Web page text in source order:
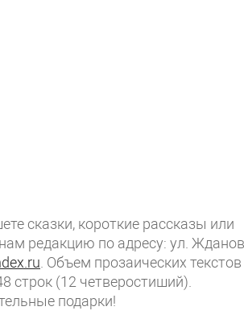
сказки, короткие рассказы или
редакцию по адресу: ул.
. Объем прозаических текстов
строк (12 четверостиший).
подарки!